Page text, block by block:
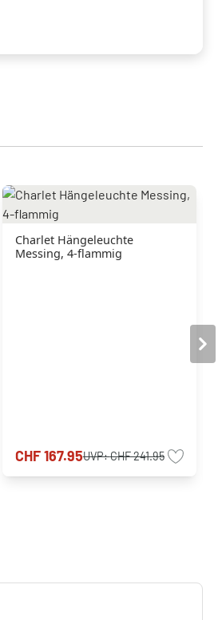
Charlet Hängeleuchte
Messing, 4-flammig
CHF 167.95UVP:CHF 241.95